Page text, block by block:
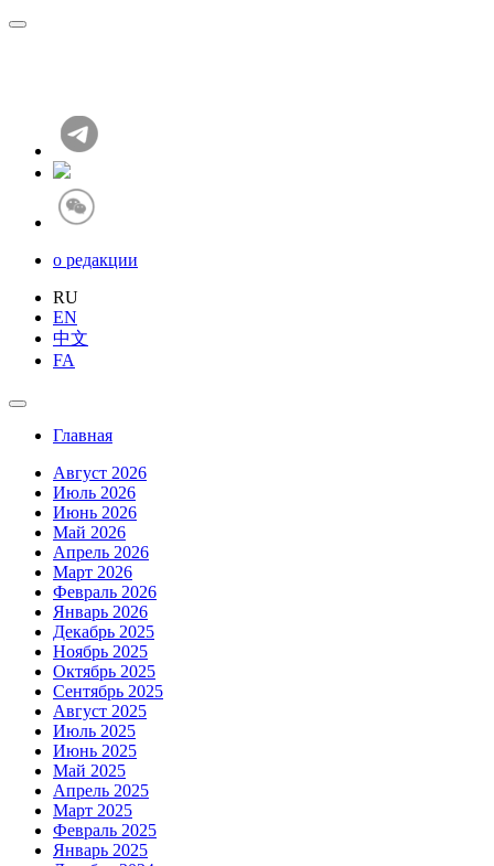
о редакции
RU
EN
中文
FA
Главная
Август 2026
Июль 2026
Июнь 2026
Май 2026
Апрель 2026
Март 2026
Февраль 2026
Январь 2026
Декабрь 2025
Ноябрь 2025
Октябрь 2025
Сентябрь 2025
Август 2025
Июль 2025
Июнь 2025
Май 2025
Апрель 2025
Март 2025
Февраль 2025
Январь 2025